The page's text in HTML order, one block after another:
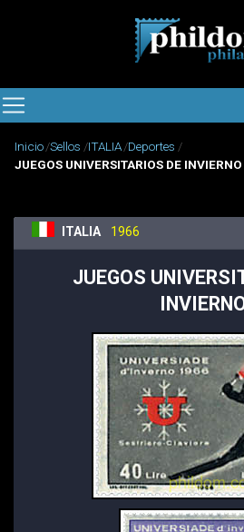
Inicio Sellos ITALIA Deportes
JUEGOS UNIVERSITARIOS DE INVIERNO
ITALIA 1966
JUEGOS